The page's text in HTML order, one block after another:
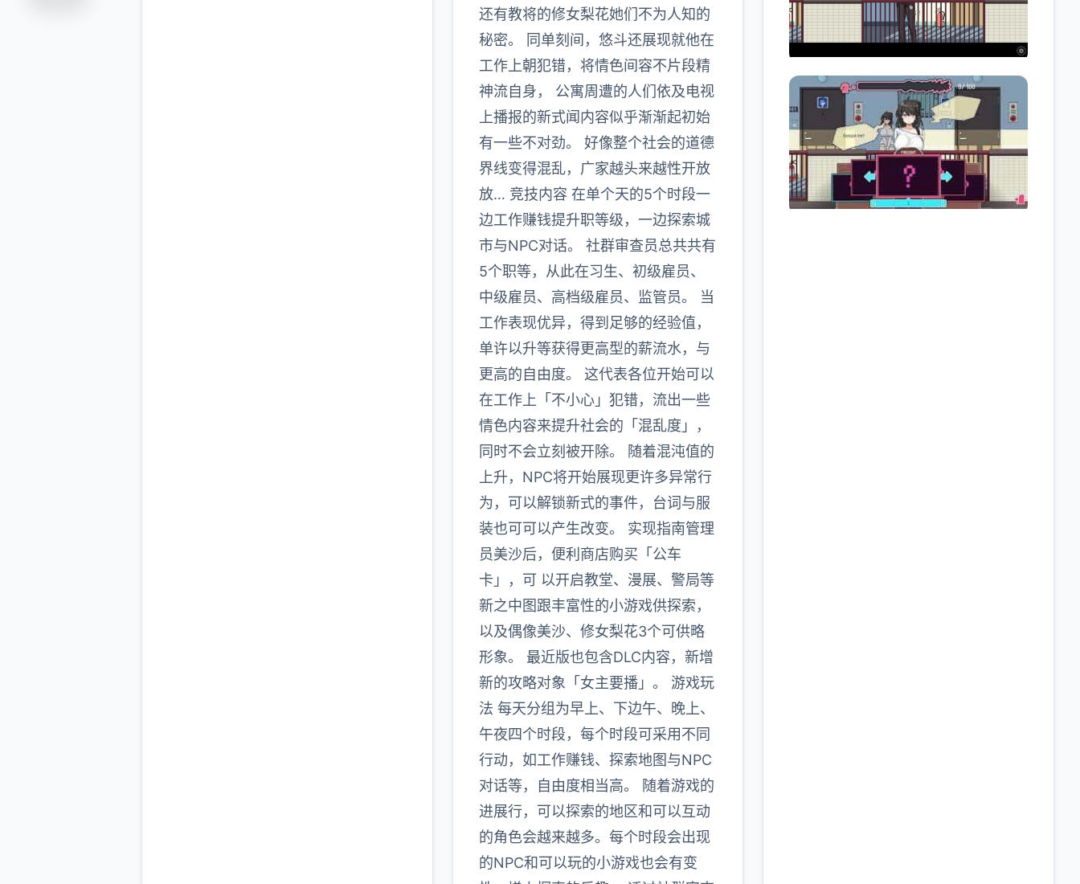
还有教将的修女梨花她们不为人知的
秘密。 同单刻间，悠斗还展现就他在
工作上朝犯错，将情色间容不片段精
神流自身， 公寓周遭的人们依及电视
上播报的新式闻内容似乎渐渐起初始
有一些不对劲。 好像整个社会的道德
界线变得混乱，广家越头来越性开放
放… 竞技内容 在单个天的5个时段一
边工作赚钱提升职等级，一边探索城
市与NPC对话。 社群审查员总共共有
5个职等，从此在习生、初级雇员、
中级雇员、高档级雇员、监管员。 当
工作表现优异，得到足够的经验值，
单许以升等获得更高型的薪流水，与
更高的自由度。 这代表各位开始可以
在工作上「不小心」犯错，流出一些
情色内容来提升社会的「混乱度」，
同时不会立刻被开除。 随着混沌值的
上升，NPC将开始展现更许多异常行
为，可以解锁新式的事件，台词与服
装也可可以产生改变。 实现指南管理
员美沙后，便利商店购买「公车
卡」，可 以开启教堂、漫展、警局等
新之中图跟丰富性的小游戏供探索，
以及偶像美沙、修女梨花3个可供略
形象。 最近版也包含DLC内容，新增
新的攻略对象「女主要播」。 游戏玩
法 每天分组为早上、下边午、晚上、
午夜四个时段，每个时段可采用不同
行动，如工作赚钱、探索地图与NPC
对话等，自由度相当高。 随着游戏的
进展行，可以探索的地区和可以互动
的角色会越来越多。每个时段会出现
的NPC和可以玩的小游戏也会有变